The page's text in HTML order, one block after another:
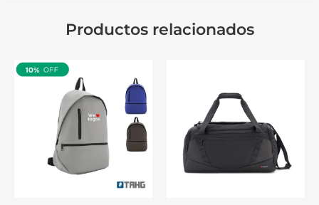
Productos relacionados